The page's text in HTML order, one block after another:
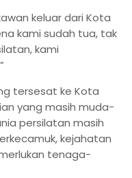
keluar dari Kota
kami sudah tua, tak
kami
tersesat ke Kota
yang masih muda-
persilatan masih
kejahatan
tenaga-